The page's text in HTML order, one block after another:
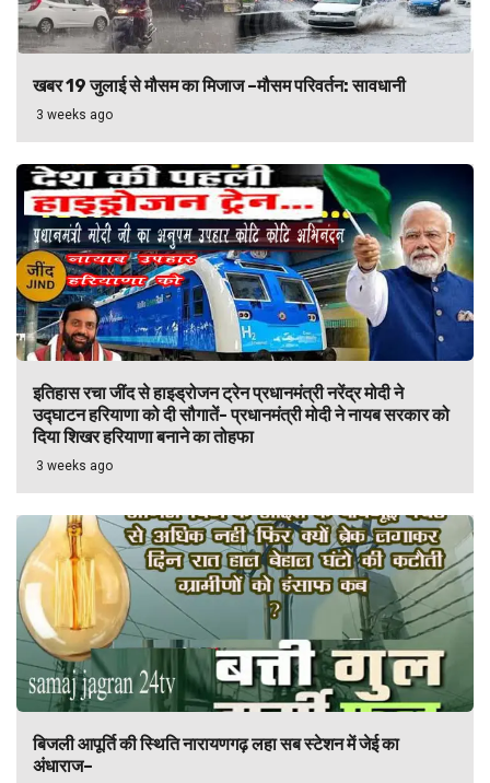
खबर 19 जुलाई से मौसम का मिजाज –मौसम परिवर्तन: सावधानी
3 weeks ago
इतिहास रचा जींद से हाइड्रोजन ट्रेन प्रधानमंत्री नरेंद्र मोदी ने
उद्घाटन हरियाणा को दी सौगातें- प्रधानमंत्री मोदी ने नायब सरकार को
दिया शिखर हरियाणा बनाने का तोहफा
3 weeks ago
बिजली आपूर्ति की स्थिति नारायणगढ़ लहा सब स्टेशन में जेई का
अंधाराज–